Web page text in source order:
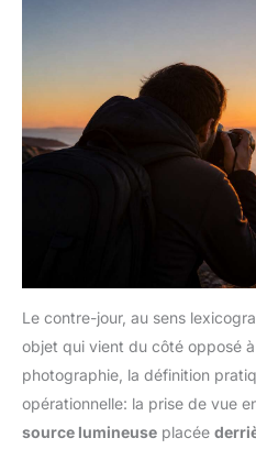
Le contre-jour, au sens
objet qui vient du côté opposé à
photographie, la définition
opérationnelle: la prise de vue
source lumineuse placée